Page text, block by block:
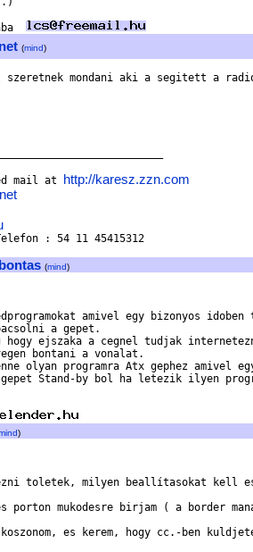
(mind)
szeretnek mondani aki a segitett a
mail at http://karesz.zzn.com
: 54 11 45415312
(mind)
amivel egy bizonyos
a gepet.
hogy ejszaka a cegnel tudjak
bontani a vonalat.
olyan programra Atx gephez amivel
Stand-by bol ha letezik ilyen
)
toletek, milyen beallítasokat kell
porton mukodesre birjam ( a border
es kerem, hogy cc.-ben